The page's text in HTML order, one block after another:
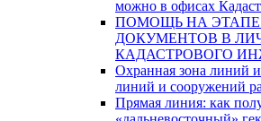
можно в офисах
ПОМОЩЬ НА ЭТАПЕ
ДОКУМЕНТОВ В
КАДАСТРОВОГО
Охранная зона линий
линий и сооружений
Прямая линия: как